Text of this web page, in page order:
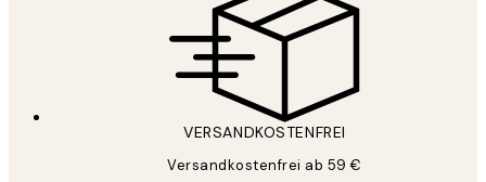
VERSANDKOSTENFREI
Versandkostenfrei ab 59 €